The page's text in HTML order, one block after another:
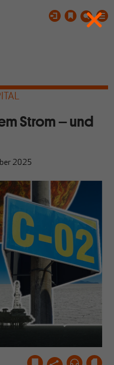
Strom – und
2025